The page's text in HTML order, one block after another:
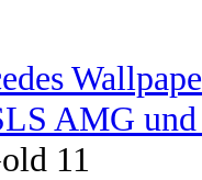
AMG
11